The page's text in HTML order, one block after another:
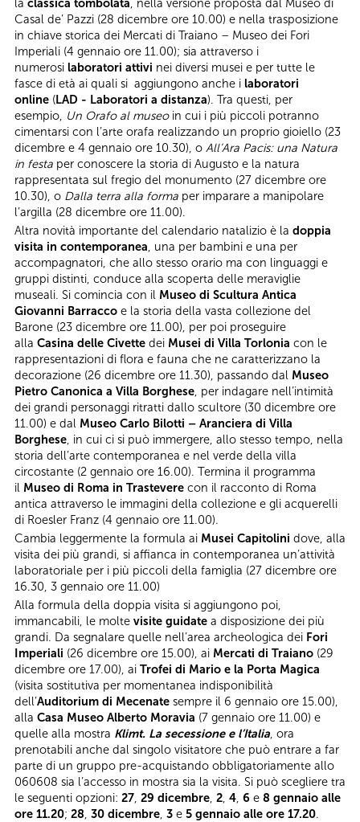
la classica tombolata, nella versione proposta dal Museo di
Casal de’ Pazzi (28 dicembre ore 10.00) e nella trasposizione
in chiave storica dei Mercati di Traiano – Museo dei Fori
Imperiali (4 gennaio ore 11.00); sia attraverso i
numerosi laboratori attivi nei diversi musei e per tutte le
fasce di età ai quali si aggiungono anche i laboratori
online (LAD - Laboratori a distanza). Tra questi, per
esempio, Un Orafo al museoin cui i più piccoli potranno
cimentarsi con l’arte orafa realizzando un proprio gioiello (23
dicembre e 4 gennaio ore 10.30), o All’Ara Pacis: una Natura
in festa per conoscere la storia di Augusto e la natura
rappresentata sul fregio del monumento (27 dicembre ore
10.30), o Dalla terra alla forma per imparare a manipolare
l’argilla (28 dicembre ore 11.00).
Altra novità importante del calendario natalizio è la doppia
visita in contemporanea, una per bambini e una per
accompagnatori, che allo stesso orario ma con linguaggi e
gruppi distinti, conduce alla scoperta delle meraviglie
museali. Si comincia con il Museo di Scultura Antica
Giovanni Barracco e la storia della vasta collezione del
Barone (23 dicembre ore 11.00), per poi proseguire
alla Casina delle Civette dei Musei di Villa Torlonia con le
rappresentazioni di flora e fauna che ne caratterizzano la
decorazione (26 dicembre ore 11.30), passando dal Museo
Pietro Canonica a Villa Borghese, per indagare nell’intimità
dei grandi personaggi ritratti dallo scultore (30 dicembre ore
11.00) e dal Museo Carlo Bilotti – Aranciera di Villa
Borghese, in cui ci si può immergere, allo stesso tempo, nella
storia dell’arte contemporanea e nel verde della villa
circostante (2 gennaio ore 16.00). Termina il programma
il Museo di Roma in Trastevere con il racconto di Roma
antica attraverso le immagini della collezione e gli acquerelli
di Roesler Franz (4 gennaio ore 11.00).
Cambia leggermente la formula ai Musei Capitolini dove, alla
visita dei più grandi, si affianca in contemporanea un’attività
laboratoriale per i più piccoli della famiglia (27 dicembre ore
16.30, 3 gennaio ore 11.00)
Alla formula della doppia visita si aggiungono poi,
immancabili, le molte visite guidate a disposizione dei più
grandi. Da segnalare quelle nell’area archeologica dei Fori
Imperiali (26 dicembre ore 15.00), ai Mercati di Traiano (29
dicembre ore 17.00), ai Trofei di Mario e la Porta Magica
(visita sostitutiva per momentanea indisponibilità
dell’Auditorium di Mecenate sempre il 6 gennaio ore 15.00),
alla Casa Museo Alberto Moravia (7 gennaio ore 11.00) e
quelle alla mostra Klimt. La secessione e l’Italia , ora
prenotabili anche dal singolo visitatore che può entrare a far
parte di un gruppo pre-acquistando obbligatoriamente allo
060608 sia l’accesso in mostra sia la visita. Si può scegliere tra
le seguenti opzioni: 27 29 dicembre 2 4 6 e 8 gennaio alle
ore 11.20; 28 30 dicembre 3 e 5 gennaio alle ore 17.20.